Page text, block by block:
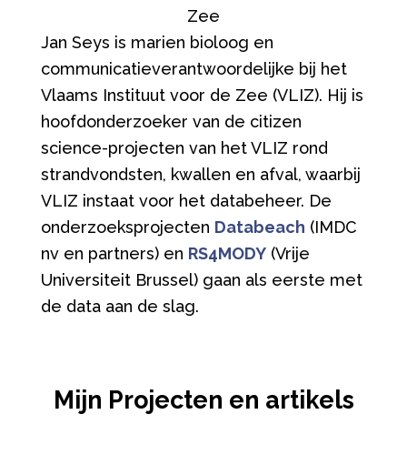
Zee
Jan Seys is marien bioloog en
communicatieverantwoordelijke bij het
Vlaams Instituut voor de Zee (VLIZ). Hij is
hoofdonderzoeker van de citizen
science-projecten van het VLIZ rond
strandvondsten, kwallen en afval, waarbij
VLIZ instaat voor het databeheer. De
onderzoeksprojecten Databeach (IMDC
nv en partners) en RS4MODY(Vrije
Universiteit Brussel) gaan als eerste met
de data aan de slag.
Mijn Projecten en artikels